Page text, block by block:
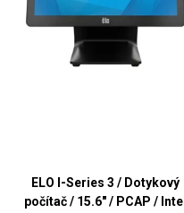
ELO I-Series 3 / Dotykový
počítač / 15.6" / PCAP / Intel